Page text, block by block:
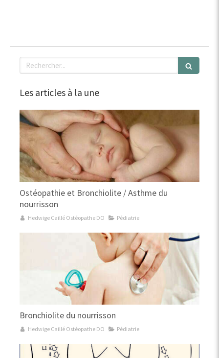
Rechercher
Les articles à la une
Ostéopathie et Bronchiolite / Asthme du
nourrisson
Hedwige Caillé Ostéopathe DO Pédiatrie
Bronchiolite du nourrisson
Hedwige Caillé Ostéopathe DO Pédiatrie